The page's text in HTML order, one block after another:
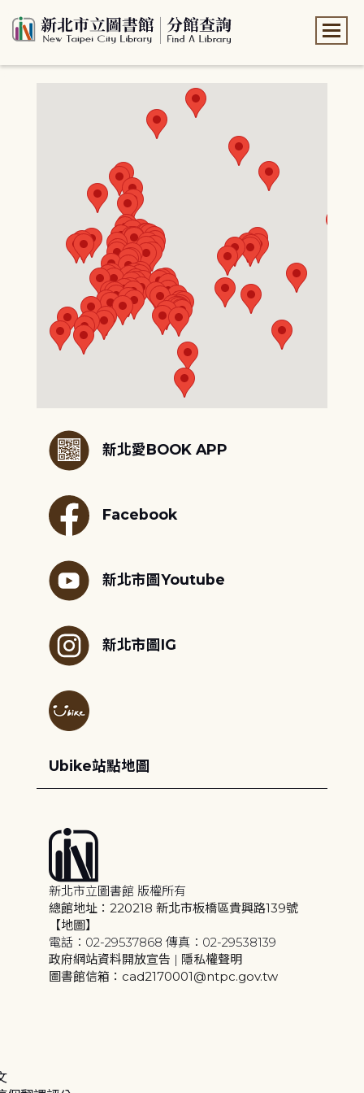
新北愛BOOK APP
Facebook
新北市圖Youtube
新北市圖IG
Ubike站點地圖
新北市立圖書館 版權所有
總館地址：220218 新北市板橋區貴興路139號
【地圖】
電話：02-29537868 傳真：02-29538139
政府網站資料開放宣告 | 隱私權聲明
圖書館信箱：cad2170001@ntpc.gov.tw